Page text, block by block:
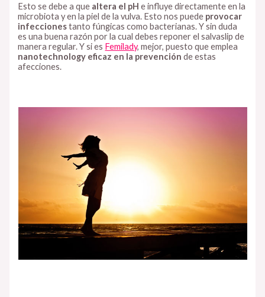
Esto se debe a que altera el pH e influye directamente en la
microbiota y en la piel de la vulva. Esto nos puede provocar
infeccionestanto fúngicas como bacterianas. Y sin duda
es una buena razón por la cual debes reponer el salvaslip de
manera regular. Y si es Femilady, mejor, puesto que emplea
nanotechnology eficaz en la prevención de estas
afecciones.